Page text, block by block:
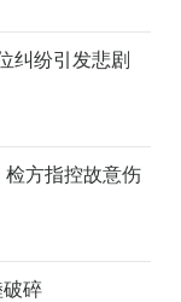
纠纷引发悲剧
方指控故意伤
碎